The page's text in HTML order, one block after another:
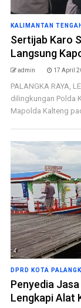
KALIMANTAN TENGAH
Sertijab Karo
Langsung
admin 17 April
PALANGKA RAYA,
dilingkungan Polda
Mapolda Kalteng
DPRD KOTA
Penyedia
Lengkapi Alat